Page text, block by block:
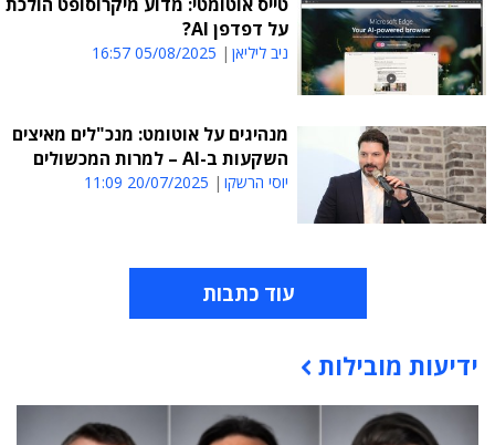
על דפדפן AI?
ניב ליליאן 05/08/2025 16:57
מנהיגים על אוטומט: מנכ"לים מאיצים
השקעות ב-AI – למרות המכשולים
יוסי הרשקו 20/07/2025 11:09
עוד כתבות
תוכן פרסומי
ידיעות מובילות